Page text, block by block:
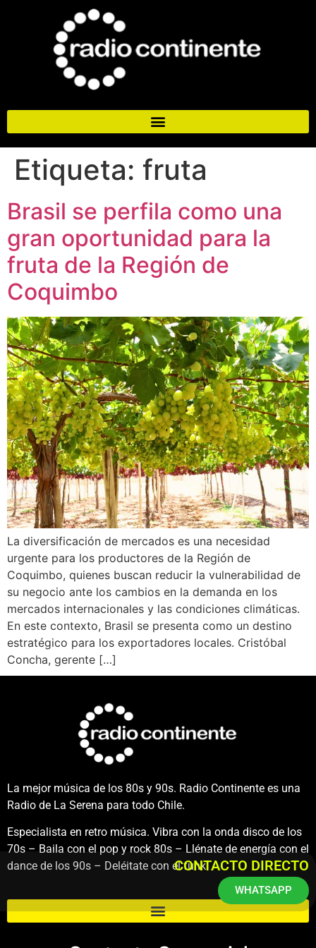
Etiqueta: fruta
Brasil se perfila como una
gran oportunidad para la
fruta de la Región de
Coquimbo
La diversificación de mercados es una necesidad
urgente para los productores de la Región de
Coquimbo, quienes buscan reducir la vulnerabilidad de
su negocio ante los cambios en la demanda en los
mercados internacionales y las condiciones climáticas.
En este contexto, Brasil se presenta como un destino
estratégico para los exportadores locales. Cristóbal
Concha, gerente […]
La mejor música de los 80s y 90s. Radio Continente es una
Radio de La Serena para todo Chile.
Especialista en retro música. Vibra con la onda disco de los
70s – Baila con el pop y rock 80s – Llénate de energía con el
dance de los 90s – Deléitate con el funk.CONTACTO DIRECTO
WHATSAPP